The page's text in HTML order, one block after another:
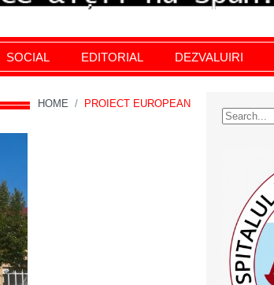
social economic, editoriale giurgiu,
SOCIAL EDITORIAL DEZVALUIRI
HOME / PROIECT EUROPEAN